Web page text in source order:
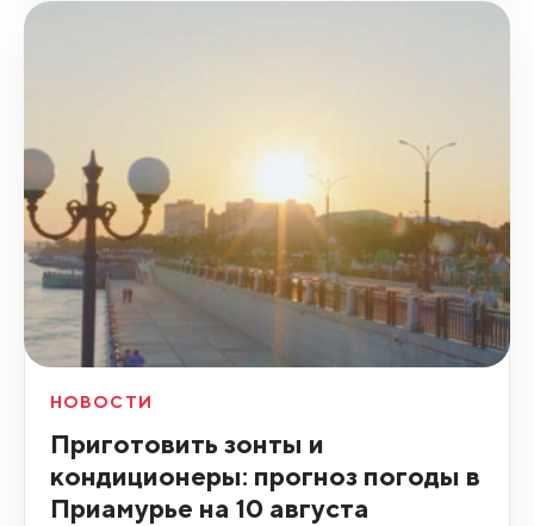
НОВОСТИ
Приготовить зонты и
кондиционеры: прогноз погоды в
Приамурье на 10 августа